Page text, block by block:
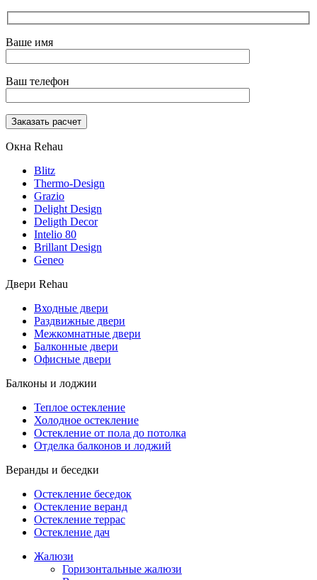
Ваше имя
Ваш телефон
Окна Rehau
Blitz
Thermo-Design
Grazio
Delight Design
Deligth Decor
Intelio 80
Brillant Design
Geneo
Двери Rehau
Входные двери
Раздвижные двери
Межкомнатные двери
Балконные двери
Офисные двери
Балконы и лоджии
Теплое остекление
Холодное остекление
Остекление от пола до потолка
Отделка балконов и лоджий
Веранды и беседки
Остекление беседок
Остекление веранд
Остекление террас
Остекление дач
Жалюзи
Горизонтальные жалюзи